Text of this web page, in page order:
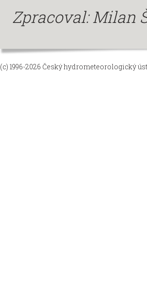
Zpracoval: Milan
(c) 1996-2026 Český hydrometeorologický